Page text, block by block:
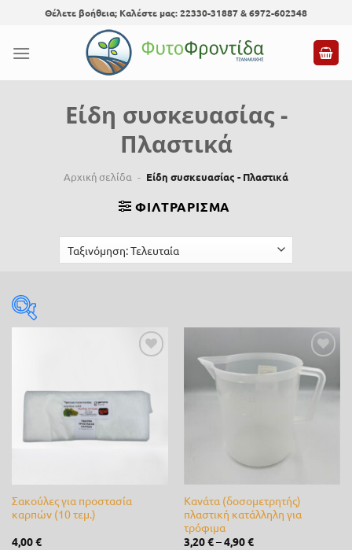
content
Θέλετε βοήθεια; Καλέστε μας: 22330-31887 & 6972-602348
Είδη συσκευασίας -
Πλαστικά
Αρχική σελίδα - Είδη συσκευασίας - Πλαστικά
ΦΙΛΤΡΆΡΙΣΜΑ
180 €
45
Ετικέτες προϊόντος
Alpina(0)
επιθυμίας
Σακούλες για προστασία
καρπών (10 τεμ.)
4,00€
Προσθήκη
στη λίστα
επιθυμίας
Κανάτα (δοσομετρητής)
πλαστική κατάλληλη για
τρόφιμα
3,20€–4,90€